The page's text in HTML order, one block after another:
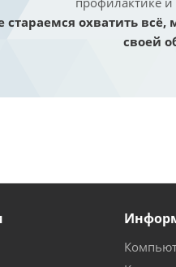
стараемся охватить
своей